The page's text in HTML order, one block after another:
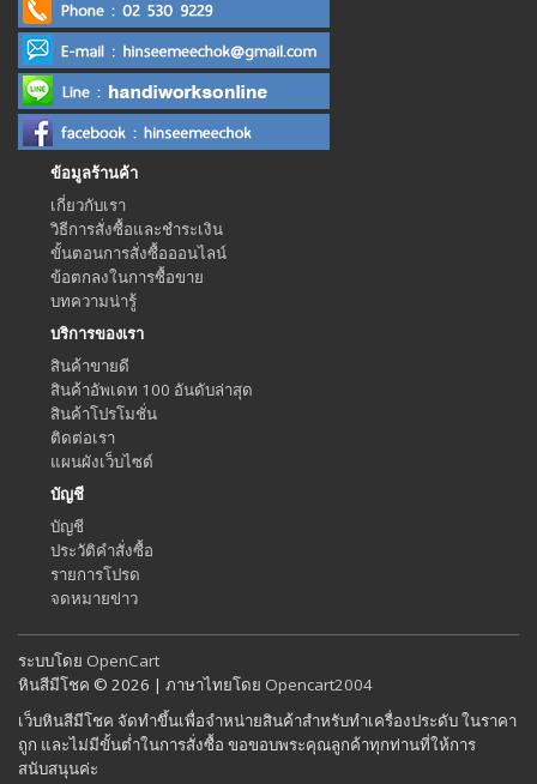
ข้อมูลร้านค้า
เกี่ยวกับเรา
วิธีการสั่งซื้อและชำระเงิน
ขั้นตอนการสั่งซื้อออนไลน์
ข้อตกลงในการซื้อขาย
บทความน่ารู้
บริการของเรา
สินค้าขายดี
สินค้าอัพเดท 100 อันดับล่าสุด
สินค้าโปรโมชั่น
ติดต่อเรา
แผนผังเว็บไซต์
บัญชี
บัญชี
ประวัติคำสั่งซื้อ
รายการโปรด
จดหมายข่าว
ระบบโดย OpenCart
หินสีมีโชค © 2026 | ภาษาไทยโดย Opencart2004
เว็บหินสีมีโชค จัดทำขึ้นเพื่อจำหน่ายสินค้าสำหรับทำเครื่องประดับ ในราคา
ถูก และไม่มีขั้นต่ำในการสั่งซื้อ ขอขอบพระคุณลูกค้าทุกท่านที่ให้การ
สนับสนุนค่ะ